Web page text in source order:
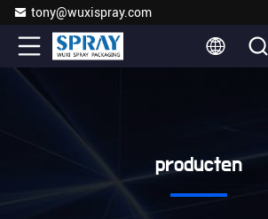
tony@wuxispray.com
producten